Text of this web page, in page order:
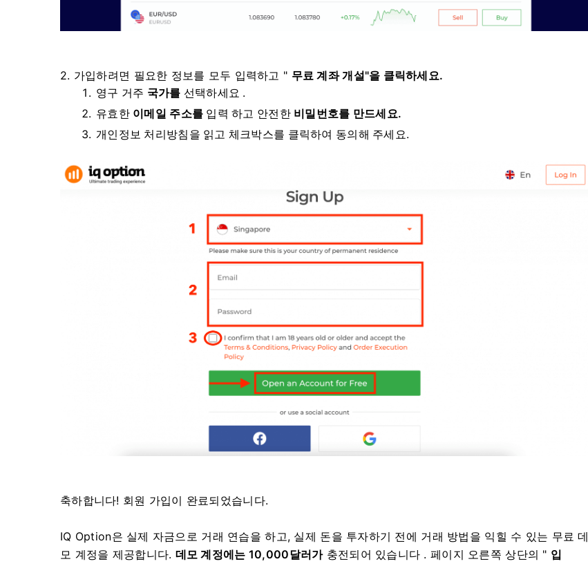
2. 가입하려면 필요한 정보를 모두 입력하고 " 무료 계좌 개설"을 클릭하세요.
영구 거주 국가를 선택하세요 .
유효한 이메일 주소를 입력 하고 안전한 비밀번호를 만드세요.
개인정보 처리방침을 읽고 체크박스를 클릭하여 동의해 주세요.
축하합니다! 회원 가입이 완료되었습니다.
IQ Option은 실제 자금으로 거래 연습을 하고, 실제 돈을 투자하기 전에 거래 방법을 익힐 수 있는 무료 데
모 계정을 제공합니다. 데모 계정에는 10,000달러가충전되어 있습니다 .페이지 오른쪽 상단의 " 입